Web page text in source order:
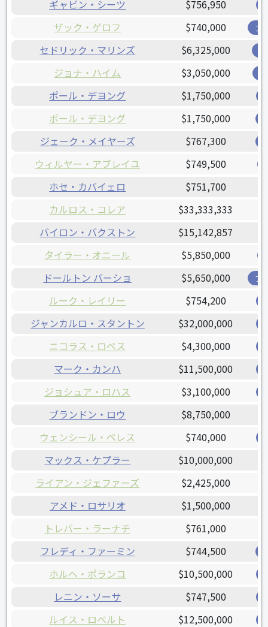
ギャビン・シーツ $756,950
ザック・ゲロフ $740,000 ア
セドリック・マリンズ $6,325,000
ジョナ・ハイム $3,050,000
ポール・デヨング $1,750,000
ポール・デヨング $1,750,000
ジェーク・メイヤーズ $767,300
ウィルヤー・アブレイユ $749,500
ホセ・カバイェロ
$751,700
カルロス・コレア
$33,333,333
バイロン・バクストン $15,142,857
タイラー・オニール $5,850,000
ドールトン バーショ $5,650,000 ブ
ルーク・レイリー $754,200
ジャンカルロ・スタントン $32,000,000
ニコラス・ロペス $4,300,000
マーク・カンハ $11,500,000
ジョシュア・ロハス $3,100,000
ブランドン・ロウ
$8,750,000
ウェンシール・ペレス
$740,000
マックス・ケプラー $10,000,000
ライアン・ジェファーズ $2,425,000
アメド・ロサリオ
$1,500,000
トレバー・ラーナチ
$761,000
フレディ・ファーミン $744,500
ホルヘ・ポランコ $10,500,000
レニン・ソーサ $747,500
ルイス・ロベルト $12,500,000